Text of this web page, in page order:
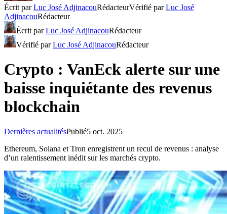
Écrit parLuc José AdjinacouRédacteurVérifié parLuc José
AdjinacouRédacteur
Écrit parLuc José AdjinacouRédacteur
Vérifié parLuc José AdjinacouRédacteur
Crypto : VanEck alerte sur une
baisse inquiétante des revenus
blockchain
Dernières actualitésPublié5 oct. 2025
Ethereum, Solana et Tron enregistrent un recul de revenus : analyse
d’un ralentissement inédit sur les marchés crypto.